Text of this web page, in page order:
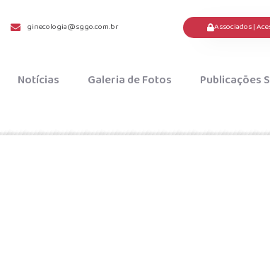
ginecologia@sggo.com.br Associados |
Notícias Galeria de Fotos Publicações